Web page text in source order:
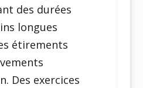
des durées
longues
étirements
Des exercices